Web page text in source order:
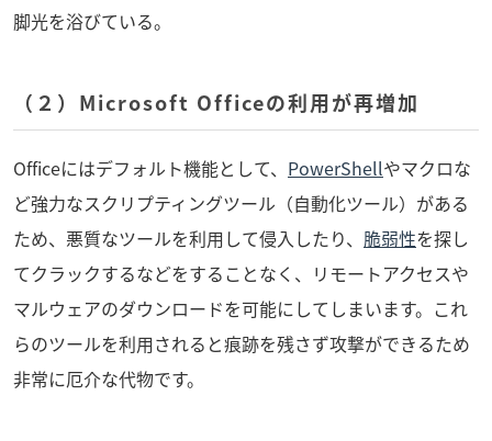
脚光を浴びている。
（２）Microsoft Officeの利用が再増加
Officeにはデフォルト機能として、 PowerShellやマクロな
ど強力なスクリプティングツール（自動化ツール）がある
ため、悪質なツールを利用して侵入したり、 脆弱性を探し
てクラックするなどをすることなく、リモートアクセスや
マルウェアのダウンロードを可能にしてしまいます。これ
らのツールを利用されると痕跡を残さず攻撃ができるため
非常に厄介な代物です。